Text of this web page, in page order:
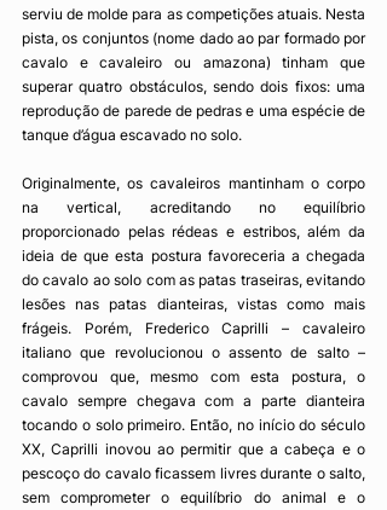
serviu de molde para as competições atuais. Nesta
pista, os conjuntos (nome dado ao par formado por
cavalo e cavaleiro ou amazona) tinham que
superar quatro obstáculos, sendo dois fixos: uma
reprodução de parede de pedras e uma espécie de
tanque d’água escavado no solo.
Originalmente, os cavaleiros mantinham o corpo
na vertical, acreditando no equilíbrio
proporcionado pelas rédeas e estribos, além da
ideia de que esta postura favoreceria a chegada
do cavalo ao solo com as patas traseiras, evitando
lesões nas patas dianteiras, vistas como mais
frágeis. Porém, Frederico Caprilli – cavaleiro
italiano que revolucionou o assento de salto –
comprovou que, mesmo com esta postura, o
cavalo sempre chegava com a parte dianteira
tocando o solo primeiro. Então, no início do século
XX, Caprilli inovou ao permitir que a cabeça e o
pescoço do cavalo ficassem livres durante o salto,
sem comprometer o equilíbrio do animal e o